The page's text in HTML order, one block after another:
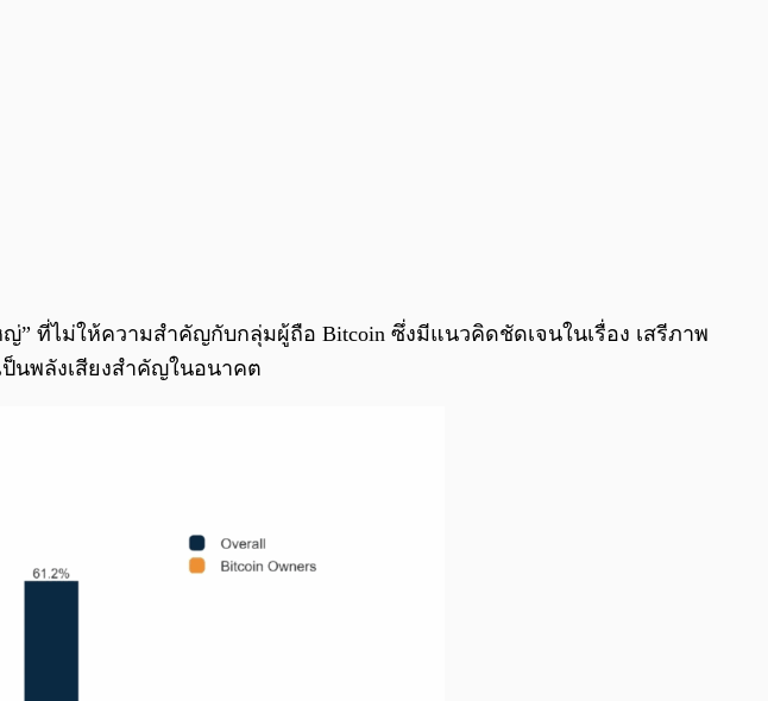
ญ่” ที่ไม่ให้ความสำคัญกับกลุ่มผู้ถือ Bitcoin ซึ่งมีแนวคิดชัดเจนในเรื่อง เสรีภาพ
นพลังเสียงสำคัญในอนาคต